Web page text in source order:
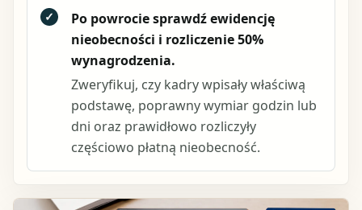
✓
Po powrocie sprawdź ewidencję
nieobecności i rozliczenie 50%
wynagrodzenia.
Zweryfikuj, czy kadry wpisały właściwą
podstawę, poprawny wymiar godzin lub
dni oraz prawidłowo rozliczyły
częściowo płatną nieobecność.